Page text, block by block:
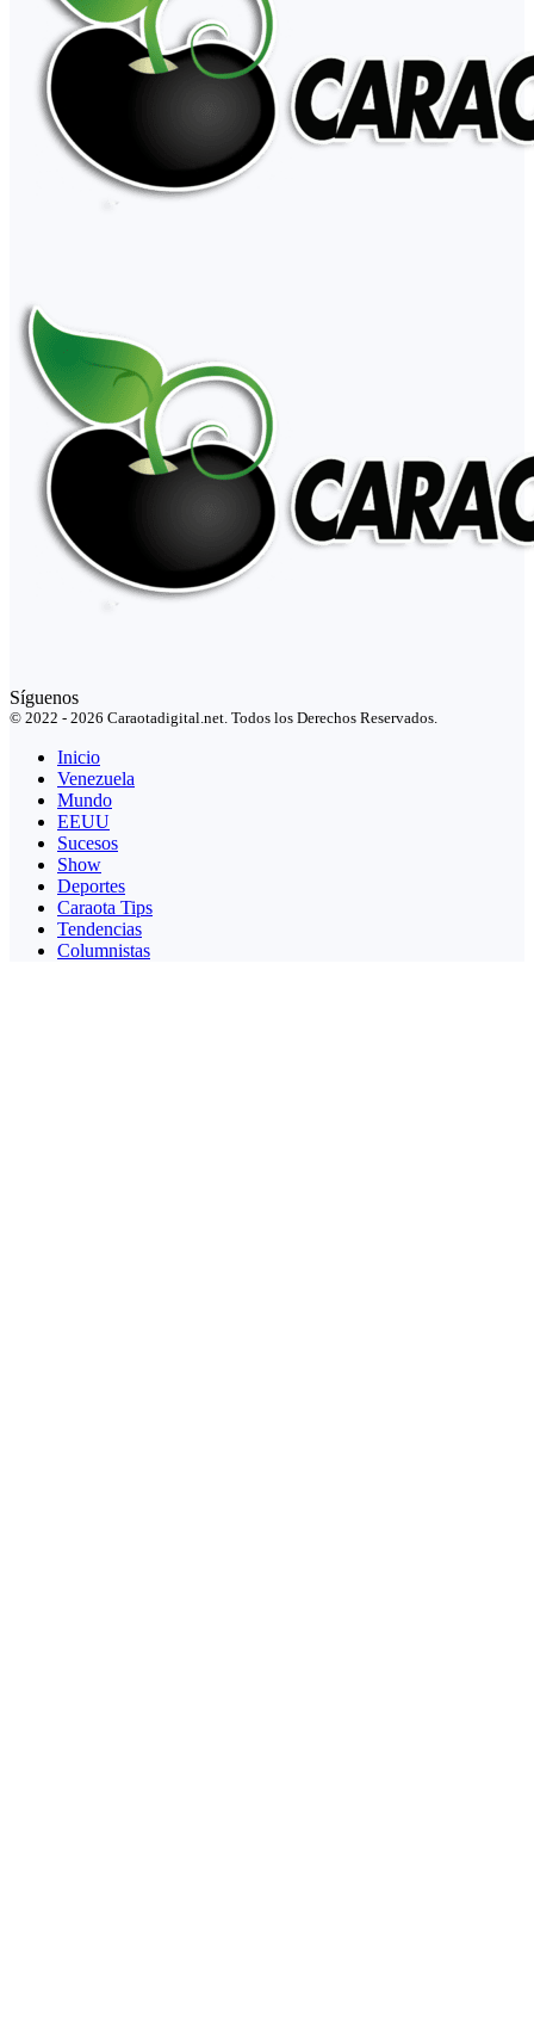
Síguenos
© 2022 - 2026 Caraotadigital.net. Todos los Derechos Reservados.
Inicio
Venezuela
Mundo
EEUU
Sucesos
Show
Deportes
Caraota Tips
Tendencias
Columnistas